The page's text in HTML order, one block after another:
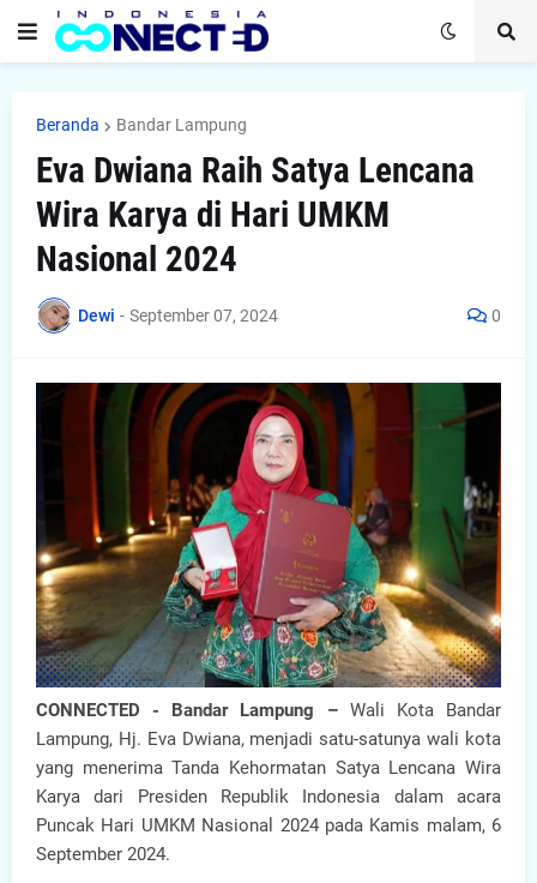
Beranda Bandar Lampung
Eva Dwiana Raih Satya Lencana
Wira Karya di Hari UMKM
Nasional 2024
Dewi - September 07, 2024 0
CONNECTED - Bandar Lampung – Wali Kota Bandar
Lampung, Hj. Eva Dwiana, menjadi satu-satunya wali kota
yang menerima Tanda Kehormatan Satya Lencana Wira
Karya dari Presiden Republik Indonesia dalam acara
Puncak Hari UMKM Nasional 2024 pada Kamis malam, 6
September 2024.